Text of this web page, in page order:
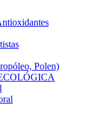
Polen)